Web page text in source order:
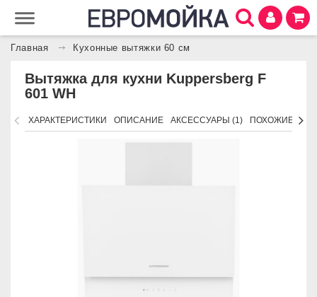
Главная Кухонные вытяжки 60 см
Вытяжка для кухни Kuppersberg F
601 WH
ХАРАКТЕРИСТИКИ ОПИСАНИЕ АКСЕССУАРЫ (1) ПОХОЖИЕ